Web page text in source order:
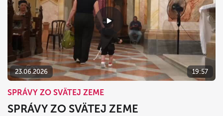
23.06.2026 19:57
SPRÁVY ZO SVÄTEJ ZEME
SPRÁVY ZO SVÄTEJ ZEME